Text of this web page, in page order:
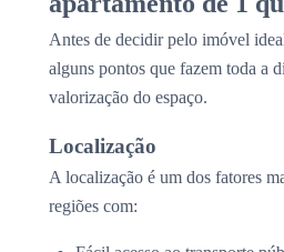
Antes de decidir pelo imóvel
alguns pontos que fazem toda a
valorização do espaço.
Localização
A localização é um dos fatores
regiões com: